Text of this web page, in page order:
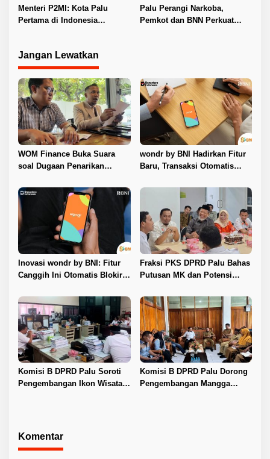
Selokan
Menteri P2MI: Kota Palu
Pertama di Indonesia
Palu Perangi Narkoba,
Pemkot dan BNN Perkuat
Jangan Lewatkan
WOM Finance Buka Suara
soal Dugaan Penarikan
Proses Sesuai Ketentuan
Hukum
wondr by BNI Hadirkan Fitur
Baru, Transaksi Otomatis
Telepon
Inovasi wondr by BNI: Fitur
Canggih Ini Otomatis Blokir
Telepon
Fraksi PKS DPRD Palu Bahas
Putusan MK dan Potensi
dengan KPU
Komisi B DPRD Palu Soroti
Pengembangan Ikon Wisata
Komisi B DPRD Palu Dorong
Pengembangan Mangga
Komentar